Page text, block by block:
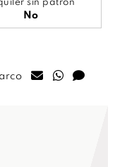
sin patrón
No